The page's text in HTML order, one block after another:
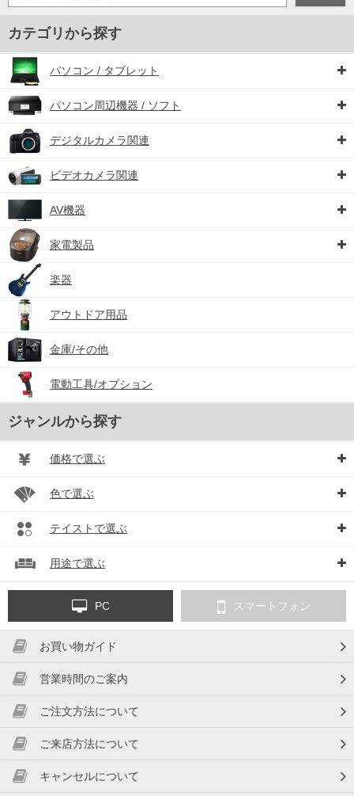
カテゴリから探す
パソコン / タブレット
パソコン周辺機器 / ソフト
デジタルカメラ関連
ビデオカメラ関連
AV機器
家電製品
楽器
アウトドア用品
金庫/その他
電動工具/オプション
ジャンルから探す
価格で選ぶ
色で選ぶ
テイストで選ぶ
用途で選ぶ
PC スマートフォン
お買い物ガイド
営業時間のご案内
ご注文方法について
ご来店方法について
キャンセルについて